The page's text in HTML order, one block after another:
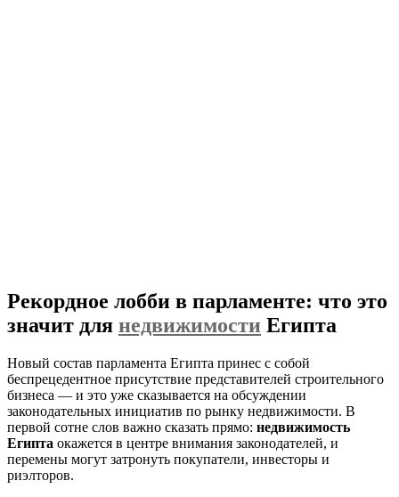
Рекордное лобби в парламенте: что это
значит для недвижимости Египта
Новый состав парламента Египта принес с собой
беспрецедентное присутствие представителей строительного
бизнеса — и это уже сказывается на обсуждении
законодательных инициатив по рынку недвижимости. В
первой сотне слов важно сказать прямо: недвижимость
Египта окажется в центре внимания законодателей, и
перемены могут затронуть покупатели, инвесторы и
риэлторов.